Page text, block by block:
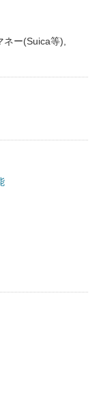
ー(Suica等),